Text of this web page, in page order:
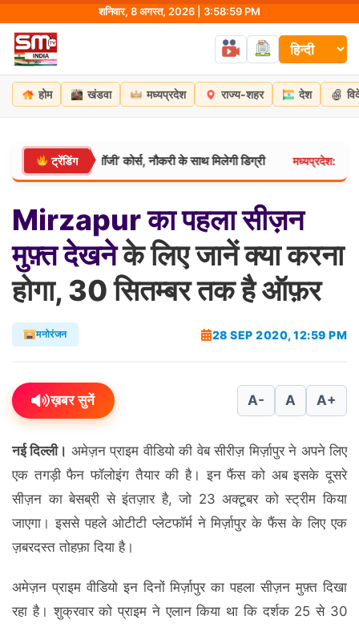
content
शनिवार, 8 अगस्त, 2026 | 3:59:00 PM
होम खंडवा मध्यप्रदेश राज्य-शहर देश
ट्रेंडिंग
टेक्नोलॉजी’ कोर्स, नौकरी के साथ मिलेगी डिग्री मध्यप्रदेश: भोपाल में 80
Mirzapurकापहलासीज़न
मुफ़्तदेखनेके लिए जानें क्या करना
होगा, 30 सितम्बर तक है ऑफ़र
मनोरंजन 28 SEP 2020, 12:59 PM
ख़बर सुनें A- A A+
नई दिल्ली। अमेज़न प्राइम वीडियो की वेब सीरीज़ मिर्ज़ापुर ने अपने लिए
एक तगड़ी फैन फॉलोइंग तैयार की है। इन फैंस को अब इसके दूसरे
सीज़न का बेसब्री से इंतज़ार है, जो 23 अक्टूबर को स्ट्रीम किया
जाएगा। इससे पहले ओटीटी प्लेटफॉर्म ने मिर्ज़ापुर के फैंस के लिए एक
ज़बरदस्त तोहफ़ा दिया है।
अमेज़न प्राइम वीडियो इन दिनों मिर्ज़ापुर का पहला सीज़न मुफ़्त दिखा
रहा है। शुक्रवार को प्राइम ने एलान किया था कि दर्शक 25 से 30